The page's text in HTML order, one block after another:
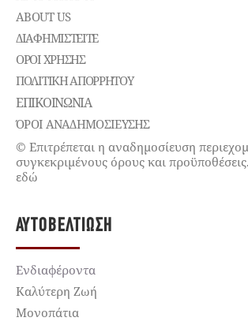
ABOUT US
ΔΙΑΦΗΜΙΣΤΕΊΤΕ
ΌΡΟΙ ΧΡΉΣΗΣ
ΠΟΛΙΤΙΚΉ ΑΠΟΡΡΉΤΟΥ
ΕΠΙΚΟΙΝΩΝΊΑ
ΌΡΟΙ ΑΝΑΔΗΜΟΣΙΕΥΣΗΣ
© Επιτρέπεται η αναδημοσίευση
συγκεκριμένους όρους και
εδώ
ΑΥΤΟΒΕΛΤΊΩΣΗ
Ενδιαφέροντα
Καλύτερη Ζωή
Μονοπάτια